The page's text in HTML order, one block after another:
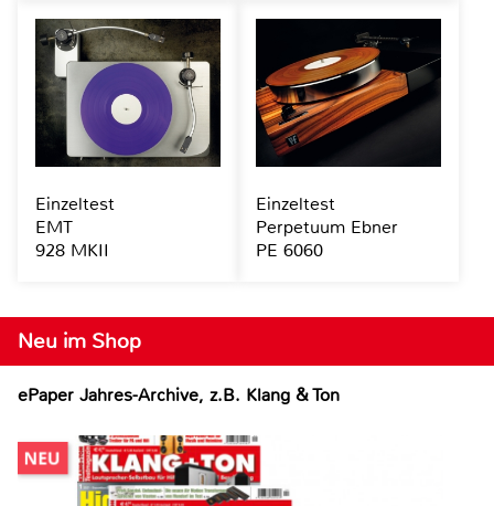
Neu im Shop
ePaper Jahres-Archive, z.B. Klang & Ton
Einzeltest
EMT
928 MKII
Einzeltest
Perpetuum Ebner
PE 6060